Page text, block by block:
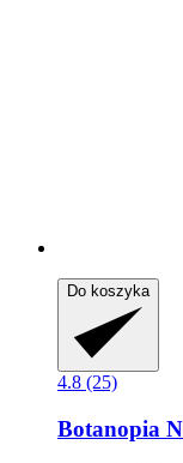
Do koszyka
4.8 (25)
Botanopia